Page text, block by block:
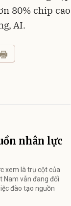
80% chip cao
AI.
nhân lực
xem là trụ cột của
Nam vẫn đang đối
đào tạo nguồn